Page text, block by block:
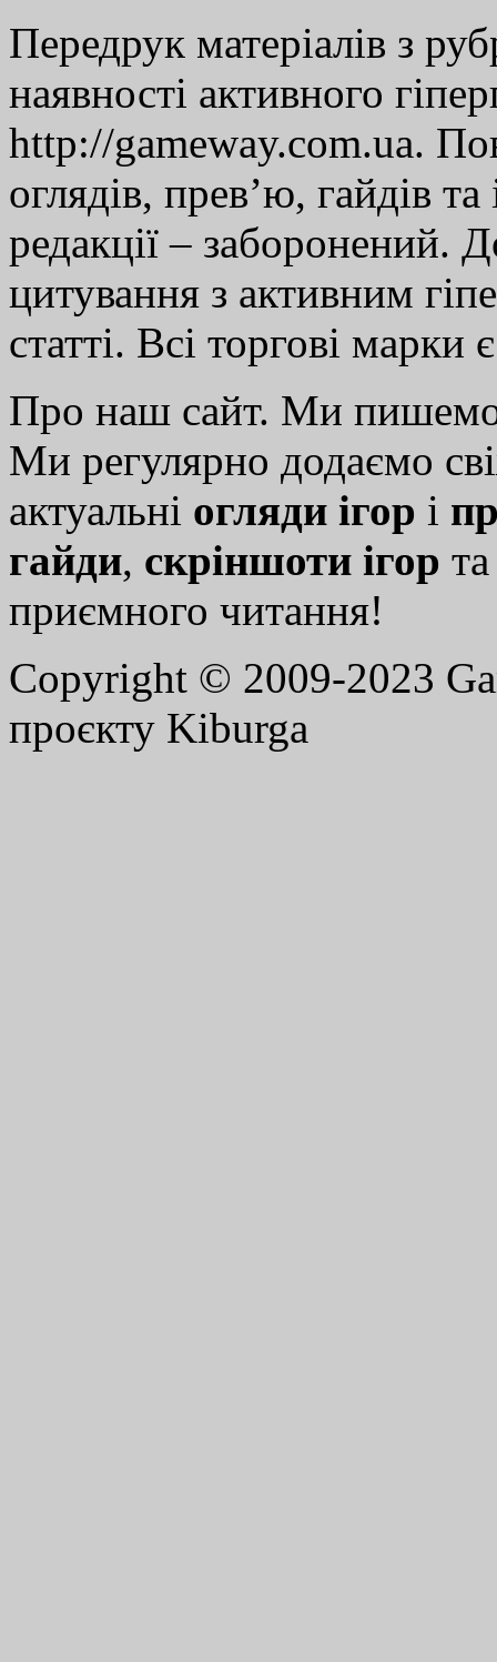
Передрук матеріалів з
наявності активного
http://gameway.com.ua.
оглядів, прев’ю, гайдів
редакції – заборонений.
цитування з активним
статті. Всі торгові марки
Про наш сайт. Ми
Ми регулярно додаємо
актуальні огляди ігор і
гайди, скріншоти ігор
приємного читання!
Copyright © 2009-2023
проєкту Kiburga